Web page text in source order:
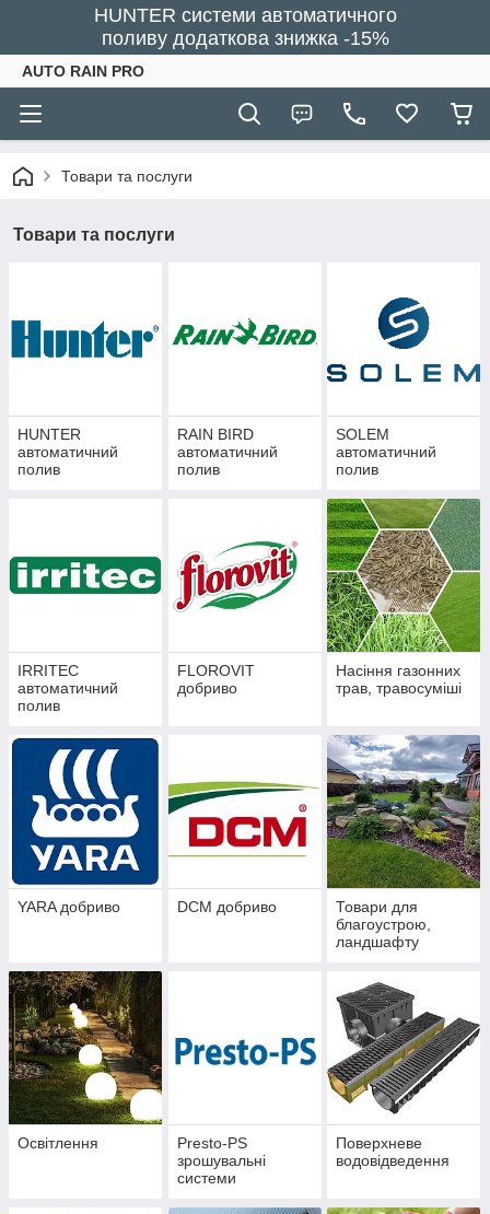
HUNTER системи автоматичного
поливу додаткова знижка -15%
AUTO RAIN PRO
Товари та послуги
Товари та послуги
HUNTER
автоматичний
полив
RAIN BIRD
автоматичний
полив
SOLEM
автоматичний
полив
IRRITEC
автоматичний
полив
FLOROVIT
добриво
Насіння газонних
трав, травосуміші
YARA добриво DCM добриво
Товари для
благоустрою,
ландшафту
Освітлення
Presto-PS
зрошувальні
системи
Поверхневе
водовідведення